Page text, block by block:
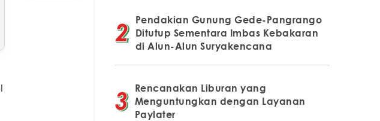
Pendakian Gunung Gede-Pangrango
Ditutup Sementara Imbas Kebakaran
di Alun-Alun Suryakencana
Rencanakan Liburan yang
Menguntungkan dengan Layanan
Paylater